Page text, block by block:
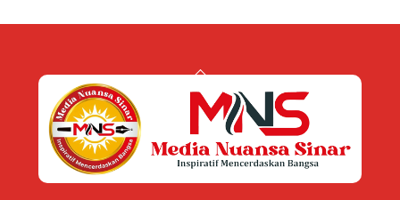
Back
Top